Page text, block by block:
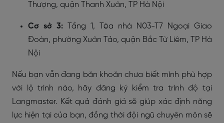
Thượng, quận Thanh Xuân, TP Hà Nội
Cơ sở 3: Tầng 1, Tòa nhà N03-T7 Ngoại Giao
Đoàn, phường Xuân Tảo, quận Bắc Từ Liêm, TP Hà
Nội
Nếu bạn vẫn đang băn khoăn chưa biết mình phù hợp
với lộ trình nào, hãy đăng ký kiểm tra trình độ tại
Langmaster. Kết quả đánh giá sẽ giúp xác định năng
lực hiện tại của bạn, đồng thời đội ngũ chuyên môn sẽ